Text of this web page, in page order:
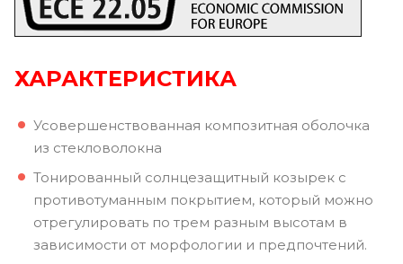
ХАРАКТЕРИСТИКА
Усовершенствованная композитная оболочка
из стекловолокна
Тонированный солнцезащитный козырек с
противотуманным покрытием, который можно
отрегулировать по трем разным высотам в
зависимости от морфологии и предпочтений.